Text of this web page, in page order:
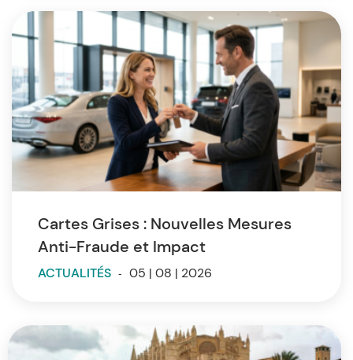
Cartes Grises : Nouvelles Mesures
Anti-Fraude et Impact
ACTUALITÉS - 05 | 08 | 2026